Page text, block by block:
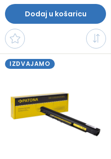
Dodaj u košaricu
IZDVAJAMO